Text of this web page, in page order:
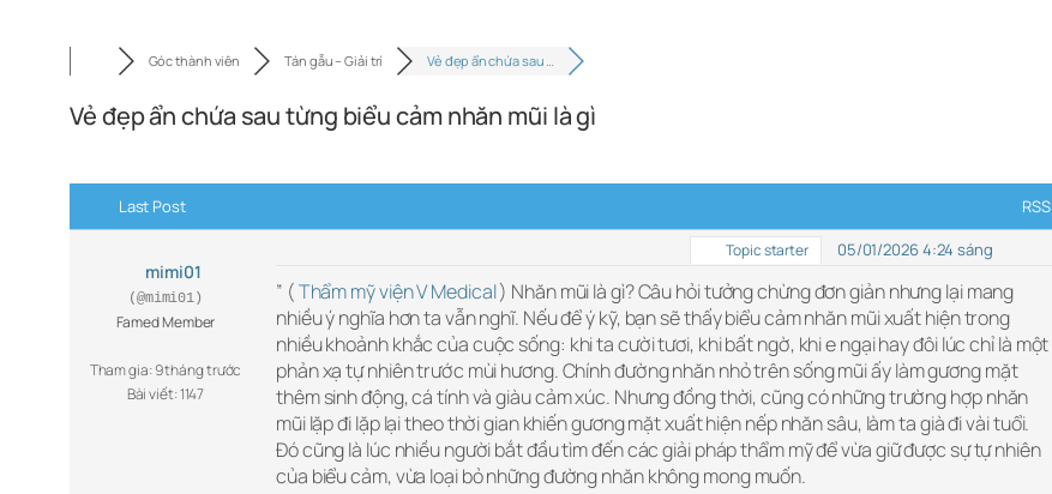
Góc thành viên Tán gẫu – Giải trí Vẻ đẹp ẩn chứa sau …
Vẻ đẹp ẩn chứa sau từng biểu cảm nhăn mũi là gì
Last Post RSS
mimi01
(@mimi01)
Famed Member
Tham gia: 9 tháng trước
Bài viết: 1147
Topic starter 05/01/2026 4:24 sáng
” (Thẩm mỹ viện V Medical) Nhăn mũi là gì? Câu hỏi tưởng chừng đơn giản nhưng lại mang
nhiều ý nghĩa hơn ta vẫn nghĩ. Nếu để ý kỹ, bạn sẽ thấy biểu cảm nhăn mũi xuất hiện trong
nhiều khoảnh khắc của cuộc sống: khi ta cười tươi, khi bất ngờ, khi e ngại hay đôi lúc chỉ là một
phản xạ tự nhiên trước mùi hương. Chính đường nhăn nhỏ trên sống mũi ấy làm gương mặt
thêm sinh động, cá tính và giàu cảm xúc. Nhưng đồng thời, cũng có những trường hợp nhăn
mũi lặp đi lặp lại theo thời gian khiến gương mặt xuất hiện nếp nhăn sâu, làm ta già đi vài tuổi.
Đó cũng là lúc nhiều người bắt đầu tìm đến các giải pháp thẩm mỹ để vừa giữ được sự tự nhiên
của biểu cảm, vừa loại bỏ những đường nhăn không mong muốn.